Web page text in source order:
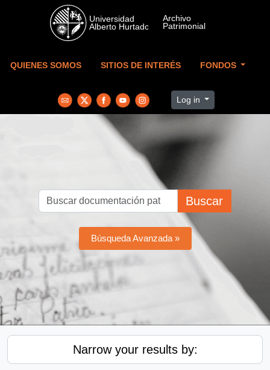
Skip to main content
QUIENES SOMOS SITIOS DE INTERÉS FONDOS
Log in
Buscar
Búsqueda Avanzada »
Narrow your results by: